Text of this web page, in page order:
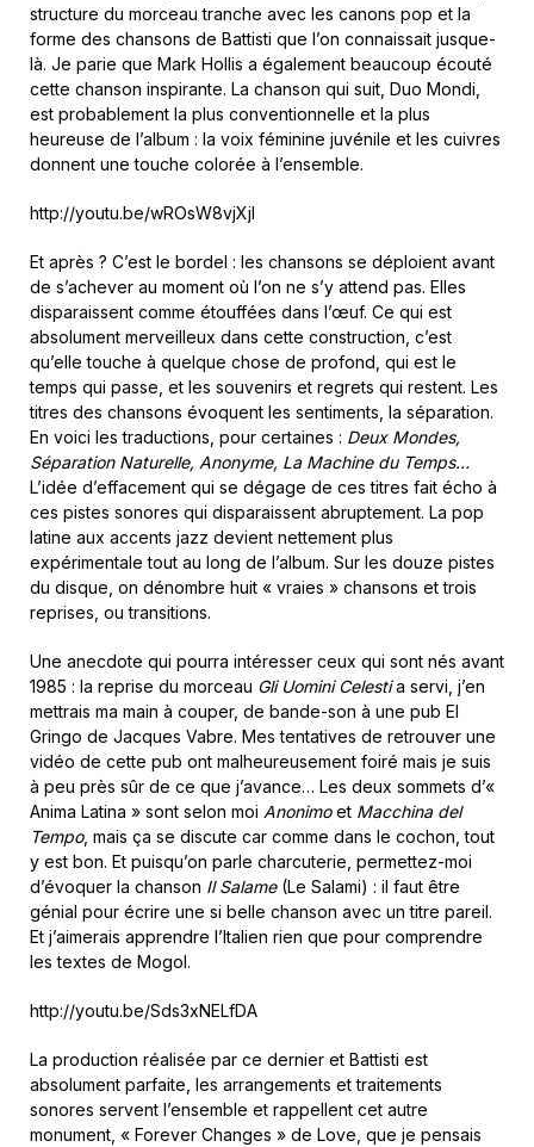
structure du morceau tranche avec les canons pop et la
forme des chansons de Battisti que l’on connaissait jusque-
là. Je parie que Mark Hollis a également beaucoup écouté
cette chanson inspirante. La chanson qui suit, Duo Mondi,
est probablement la plus conventionnelle et la plus
heureuse de l’album : la voix féminine juvénile et les cuivres
donnent une touche colorée à l’ensemble.
http://youtu.be/wROsW8vjXjI
Et après ? C’est le bordel : les chansons se déploient avant
de s’achever au moment où l’on ne s’y attend pas. Elles
disparaissent comme étouffées dans l’œuf. Ce qui est
absolument merveilleux dans cette construction, c’est
qu’elle touche à quelque chose de profond, qui est le
temps qui passe, et les souvenirs et regrets qui restent. Les
titres des chansons évoquent les sentiments, la séparation.
En voici les traductions, pour certaines : Deux Mondes,
Séparation Naturelle, Anonyme, La Machine du Temps…
L’idée d’effacement qui se dégage de ces titres fait écho à
ces pistes sonores qui disparaissent abruptement. La pop
latine aux accents jazz devient nettement plus
expérimentale tout au long de l’album. Sur les douze pistes
du disque, on dénombre huit « vraies » chansons et trois
reprises, ou transitions.
Une anecdote qui pourra intéresser ceux qui sont nés avant
1985 : la reprise du morceau Gli Uomini Celestia servi, j’en
mettrais ma main à couper, de bande-son à une pub El
Gringo de Jacques Vabre. Mes tentatives de retrouver une
vidéo de cette pub ont malheureusement foiré mais je suis
à peu près sûr de ce que j’avance… Les deux sommets d’«
Anima Latina » sont selon moi Anonimoet Macchina del
Tempo, mais ça se discute car comme dans le cochon, tout
y est bon. Et puisqu’on parle charcuterie, permettez-moi
d’évoquer la chanson Il Salame(Le Salami) : il faut être
génial pour écrire une si belle chanson avec un titre pareil.
Et j’aimerais apprendre l’Italien rien que pour comprendre
les textes de Mogol.
http://youtu.be/Sds3xNELfDA
La production réalisée par ce dernier et Battisti est
absolument parfaite, les arrangements et traitements
sonores servent l’ensemble et rappellent cet autre
monument, « Forever Changes » de Love, que je pensais